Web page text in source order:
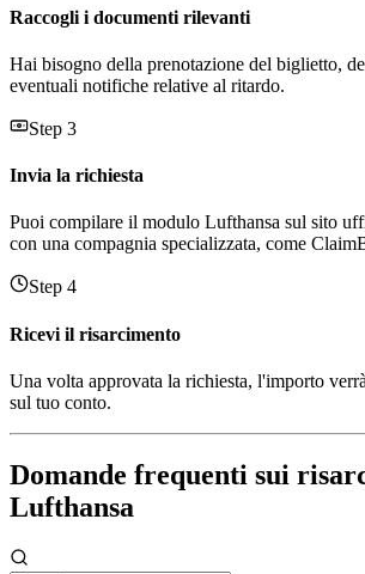
Raccogli i documenti rilevanti
Hai bisogno della prenotazione del biglietto,
eventuali notifiche relative al ritardo.
Step 3
Invia la richiesta
Puoi compilare il modulo Lufthansa sul sito
con una compagnia specializzata, come
Step 4
Ricevi il risarcimento
Una volta approvata la richiesta, l'importo
sul tuo conto.
Domande frequenti sui
Lufthansa